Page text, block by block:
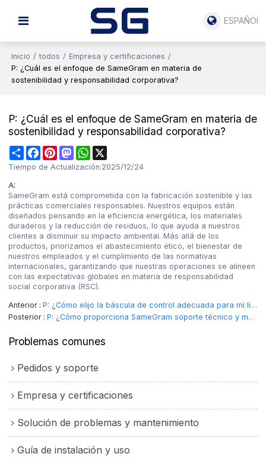
ESPAÑOL
Inicio / todos / Empresa y certificaciones /
P: ¿Cuál es el enfoque de SameGram en materia de
sostenibilidad y responsabilidad corporativa?
P: ¿Cuál es el enfoque de SameGram en materia de
sostenibilidad y responsabilidad corporativa?
ShareFacebookPinterestMastodonWhatsApp
Tiempo de Actualización:2025/12/24
A:
SameGram está comprometida con la fabricación sostenible y las
prácticas comerciales responsables. Nuestros equipos están
diseñados pensando en la eficiencia energética, los materiales
duraderos y la reducción de residuos, lo que ayuda a nuestros
clientes a disminuir su impacto ambiental. Más allá de los
productos, priorizamos el abastecimiento ético, el bienestar de
nuestros empleados y el cumplimiento de las normativas
internacionales, garantizando que nuestras operaciones se alineen
con las expectativas globales en materia de responsabilidad
social corporativa (RSC).
Anterior
P: ¿Cómo elijo la báscula de control adecuada para mi línea de producción de alimentos?
Posterior
P: ¿Cómo proporciona SameGram soporte técnico y mantenimiento a los clientes internacionales?
Problemas comunes
Pedidos y soporte
Empresa y certificaciones
Solución de problemas y mantenimiento
Guía de instalación y uso